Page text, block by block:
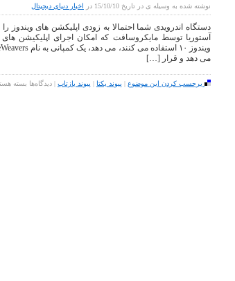
در
دیگر
موبایل
های
نوشته شده به وسیله ی در تاریخ 15/10/10 در اخبار دنیای دیجیتال
دستگاه اندرویدی شما احتمالا به زودی اپلیکشن های ویندوز
آستوریا توسط مایکروسافت که امکان اجرای اپلیکیشن های
می دهد و قرار […]
برچسب کردن این موضوع | پیوند یکتا | پیوند بازتاب | دیدگاه‌ها برای
بسته